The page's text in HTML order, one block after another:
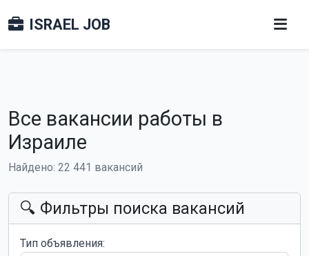
ISRAEL JOB
Все вакансии работы в
Израиле
Найдено: 22 441 вакансий
🔍 Фильтры поиска вакансий
Тип объявления: